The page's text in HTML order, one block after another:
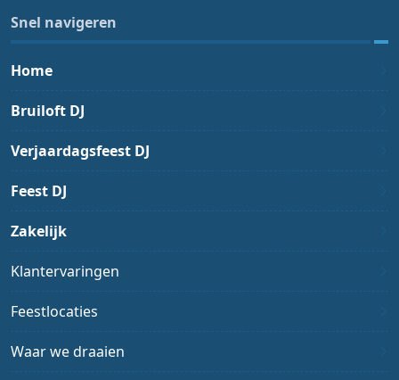
Snel navigeren
Home
Bruiloft DJ
Verjaardagsfeest DJ
Feest DJ
Zakelijk
Klantervaringen
Feestlocaties
Waar we draaien